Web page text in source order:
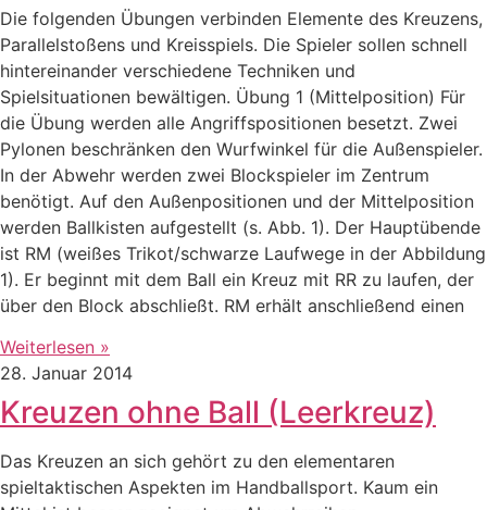
Die folgenden Übungen verbinden Elemente des Kreuzens,
Parallelstoßens und Kreisspiels. Die Spieler sollen schnell
hintereinander verschiedene Techniken und
Spielsituationen bewältigen. Übung 1 (Mittelposition) Für
die Übung werden alle Angriffspositionen besetzt. Zwei
Pylonen beschränken den Wurfwinkel für die Außenspieler.
In der Abwehr werden zwei Blockspieler im Zentrum
benötigt. Auf den Außenpositionen und der Mittelposition
werden Ballkisten aufgestellt (s. Abb. 1). Der Hauptübende
ist RM (weißes Trikot/schwarze Laufwege in der Abbildung
1). Er beginnt mit dem Ball ein Kreuz mit RR zu laufen, der
über den Block abschließt. RM erhält anschließend einen
Weiterlesen »
28. Januar 2014
Kreuzen ohne Ball (Leerkreuz)
Das Kreuzen an sich gehört zu den elementaren
spieltaktischen Aspekten im Handballsport. Kaum ein